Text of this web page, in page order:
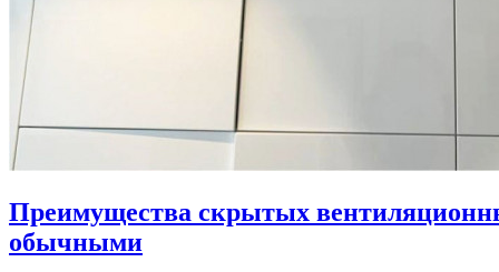
Преимущества скрытых
обычными